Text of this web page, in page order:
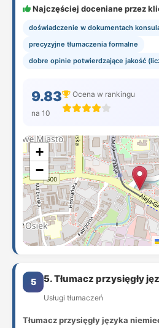
Najczęściej doceniane przez
doświadczenie w dokumentach
precyzyjne tłumaczenia formalne
dobre opinie potwierdzające jakość
9.83
na 10
Ocena w rankingu
+
−
5 5. Tłumacz przysięgły
Usługi tłumaczeń
Tłumacz przysięgły języka